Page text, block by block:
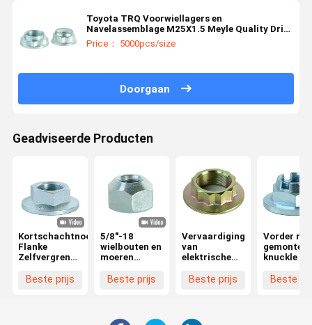
Toyota TRQ Voorwiellagers en
Navelassemblage M25X1.5 Meyle Quality Drive
Shaft Nut M18X1.5 10 Grade 9017918004
1004980651 1004980627
Price： 5000pcs/size
Doorgaan
Geadviseerde Producten
Kortschachtnoot
Flanke
Zelfvergrendelende
10Grade
Beste prijs
5/8"-18
wielbouten en
moeren
52990 43000
Beste prijs
Vervaardiging
van
elektrische
motoren
Beste prijs
Vorder
knuckle
Beste